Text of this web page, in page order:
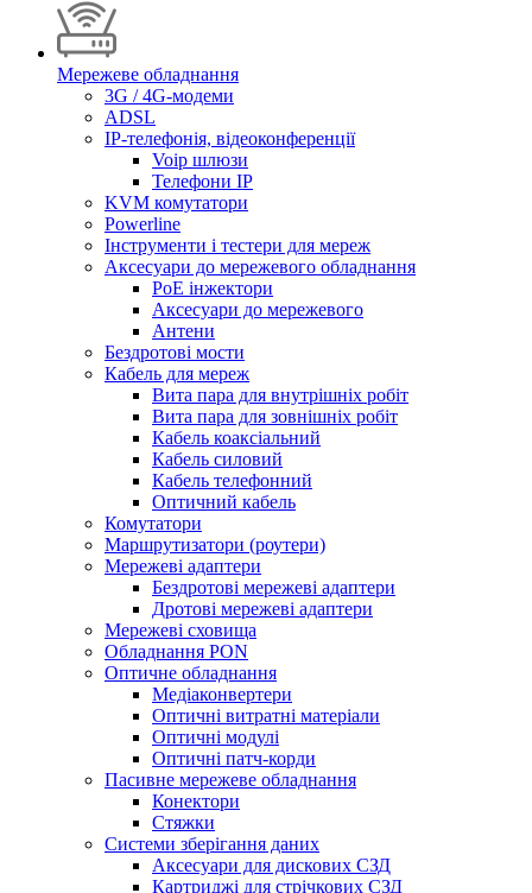
Мережеве обладнання
3G / 4G-модеми
ADSL
IP-телефонія, відеоконференції
Voip шлюзи
Телефони IP
KVM комутатори
Powerline
Інструменти і тестери для мереж
Аксесуари до мережевого обладнання
PoE інжектори
Аксесуари до мережевого
Антени
Бездротові мости
Кабель для мереж
Вита пара для внутрішніх робіт
Вита пара для зовнішніх робіт
Кабель коаксіальний
Кабель силовий
Кабель телефонний
Оптичний кабель
Комутатори
Маршрутизатори (роутери)
Мережеві адаптери
Бездротові мережеві адаптери
Дротові мережеві адаптери
Мережеві сховища
Обладнання PON
Оптичне обладнання
Медіаконвертери
Оптичні витратні матеріали
Оптичні модулі
Оптичні патч-корди
Пасивне мережеве обладнання
Конектори
Стяжки
Системи зберігання даних
Аксесуари для дискових СЗД
Картриджі для стрічкових СЗД